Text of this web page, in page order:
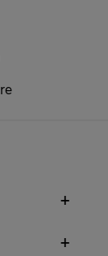
+
+